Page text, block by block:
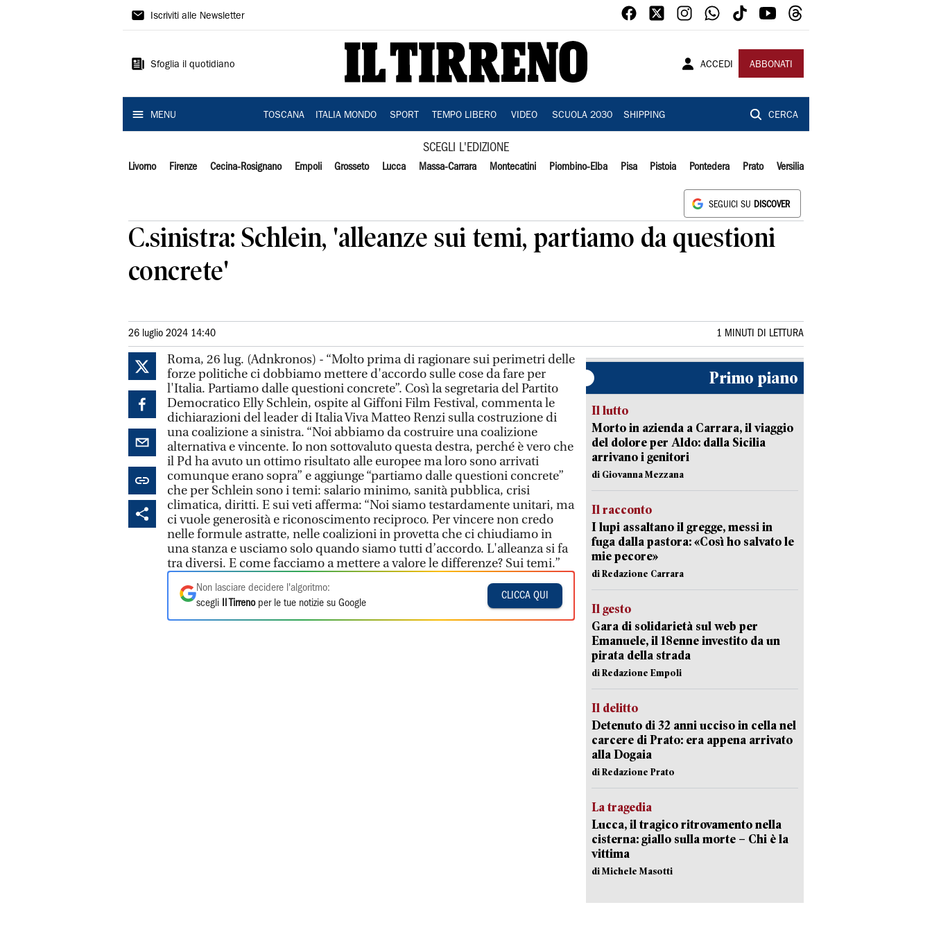
Il
Iscriviti alle Newsletter
Sfoglia il quotidiano ACCEDI ABBONATI
MENU TOSCANA ITALIA MONDO SPORT TEMPO LIBERO VIDEO SCUOLA 2030 SHIPPING CERCA
SCEGLI L'EDIZIONE
Livorno Firenze Cecina-Rosignano Empoli Grosseto Lucca Massa-Carrara Montecatini Piombino-Elba Pisa Pistoia Pontedera Prato Versilia
SEGUICI SU DISCOVER
C.sinistra: Schlein, 'alleanze sui temi, partiamo da questioni
concrete'
26 luglio 2024 14:40 1 MINUTI DI LETTURA
Roma, 26 lug. (Adnkronos) - “Molto prima di ragionare sui perimetri delle
forze politiche ci dobbiamo mettere d'accordo sulle cose da fare per
l'Italia. Partiamo dalle questioni concrete”. Così la segretaria del Partito
Democratico Elly Schlein, ospite al Giffoni Film Festival, commenta le
dichiarazioni del leader di Italia Viva Matteo Renzi sulla costruzione di
una coalizione a sinistra. “Noi abbiamo da costruire una coalizione
alternativa e vincente. Io non sottovaluto questa destra, perché è vero che
il Pd ha avuto un ottimo risultato alle europee ma loro sono arrivati
comunque erano sopra” e aggiunge “partiamo dalle questioni concrete”
che per Schlein sono i temi: salario minimo, sanità pubblica, crisi
climatica, diritti. E sui veti afferma: “Noi siamo testardamente unitari, ma
ci vuole generosità e riconoscimento reciproco. Per vincere non credo
nelle formule astratte, nelle coalizioni in provetta che ci chiudiamo in
una stanza e usciamo solo quando siamo tutti d’accordo. L'alleanza si fa
tra diversi. E come facciamo a mettere a valore le differenze? Sui temi.”
Non lasciare decidere l'algoritmo:
scegli
Il Tirrenoper le tue notizie su Google
CLICCA QUI
Primo piano
Il lutto
Morto in azienda a Carrara, il viaggio
del dolore per Aldo: dalla Sicilia
arrivano i genitori
di Giovanna Mezzana
Il racconto
I lupi assaltano il gregge, messi in
fuga dalla pastora: «Così ho salvato le
mie pecore»
di Redazione Carrara
Il gesto
Gara di solidarietà sul web per
Emanuele, il 18enne investito da un
pirata della strada
di Redazione Empoli
Il delitto
Detenuto di 32 anni ucciso in cella nel
carcere di Prato: era appena arrivato
alla Dogaia
di Redazione Prato
La tragedia
Lucca, il tragico ritrovamento nella
cisterna: giallo sulla morte – Chi è la
vittima
di Michele Masotti